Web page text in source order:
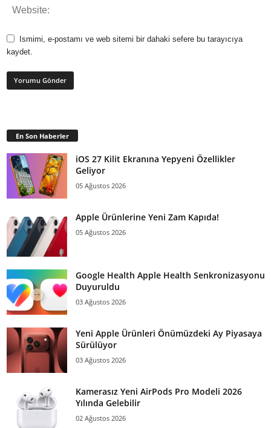
Ismimi, e-postamı ve web sitemi bir dahaki sefere bu tarayıcıya
kaydet.
En Son Haberler
iOS 27 Kilit Ekranına Yepyeni Özellikler
Geliyor
05 Ağustos 2026
Apple Ürünlerine Yeni Zam Kapıda!
05 Ağustos 2026
Google Health Apple Health Senkronizasyonu
Duyuruldu
03 Ağustos 2026
Yeni Apple Ürünleri Önümüzdeki Ay Piyasaya
Sürülüyor
03 Ağustos 2026
Kamerasız Yeni AirPods Pro Modeli 2026
Yılında Gelebilir
02 Ağustos 2026